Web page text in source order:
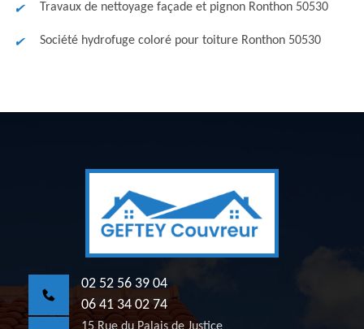
Travaux de nettoyage façade et pignon Ronthon 50530
Société hydrofuge coloré pour toiture Ronthon 50530
02 52 56 39 04
06 41 34 02 74